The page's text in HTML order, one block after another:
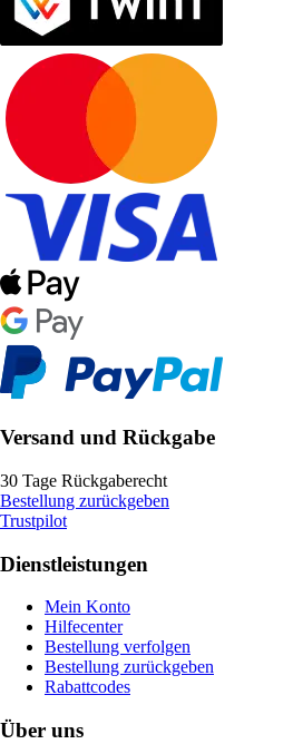
Versand und Rückgabe
30 Tage Rückgaberecht
Bestellung zurückgeben
Trustpilot
Dienstleistungen
Mein Konto
Hilfecenter
Bestellung verfolgen
Bestellung zurückgeben
Rabattcodes
Über uns